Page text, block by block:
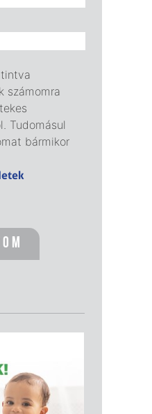
számomra
Tudomásul
bármikor